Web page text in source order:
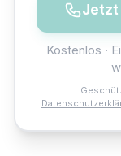
Jetzt
Kostenlos ·